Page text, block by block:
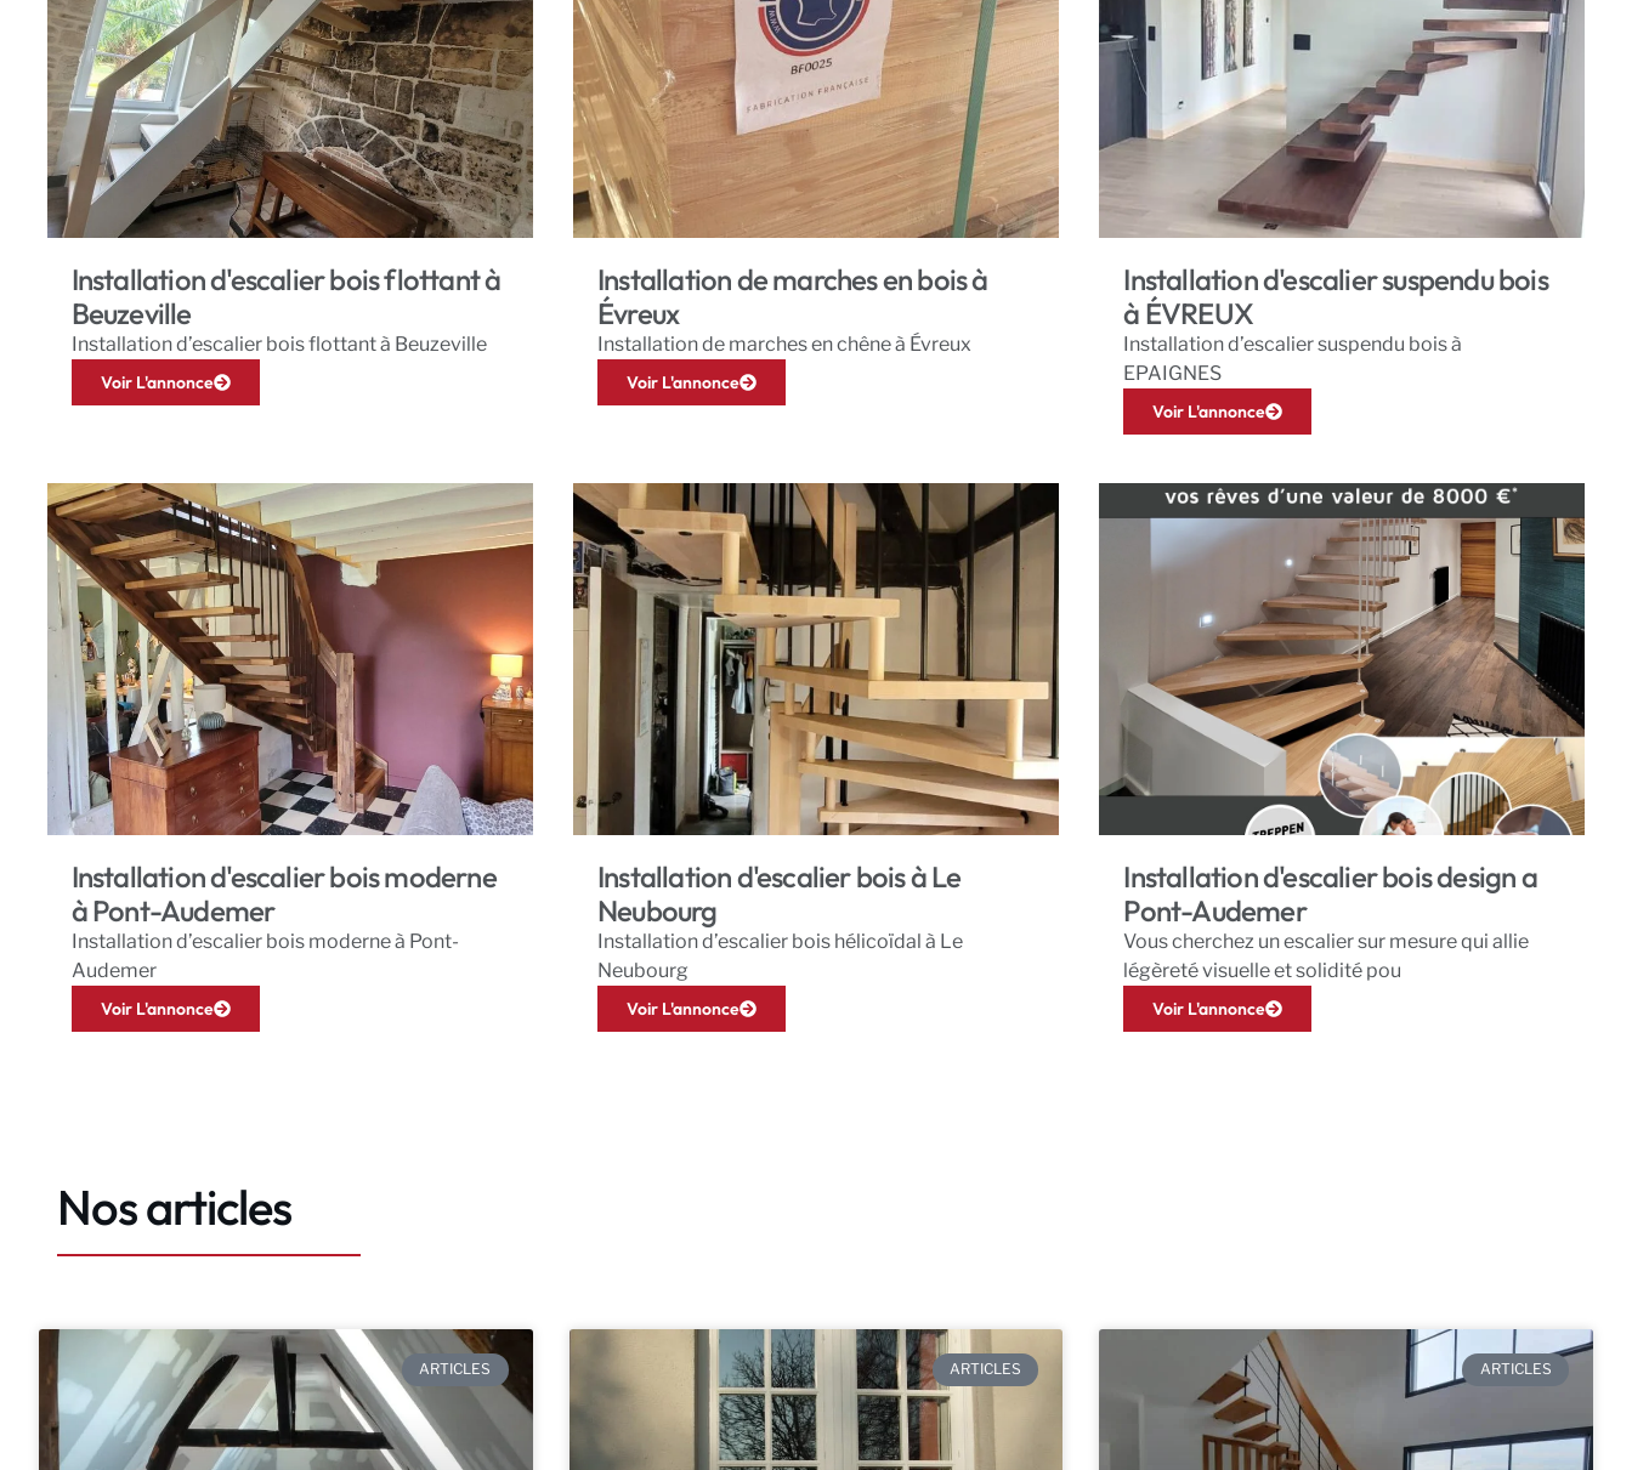
Installation d'escalier bois flottant à
Beuzeville
Installation d’escalier bois flottant à Beuzeville
Voir L'annonce
Installation de marches en bois à
Évreux
Installation de marches en chêne à Évreux
Voir L'annonce
Installation d'escalier suspendu bois
à ÉVREUX
Installation d’escalier suspendu bois à
EPAIGNES
Voir L'annonce
Installation d'escalier bois moderne
à Pont-Audemer
Installation d’escalier bois moderne à Pont-
Audemer
Voir L'annonce
Installation d'escalier bois à Le
Neubourg
Installation d’escalier bois hélicoïdal à Le
Neubourg
Voir L'annonce
Installation d'escalier bois design a
Pont-Audemer
Vous cherchez un escalier sur mesure qui allie
légèreté visuelle et solidité pou
Voir L'annonce
Nos articles
ARTICLES ARTICLES ARTICLES